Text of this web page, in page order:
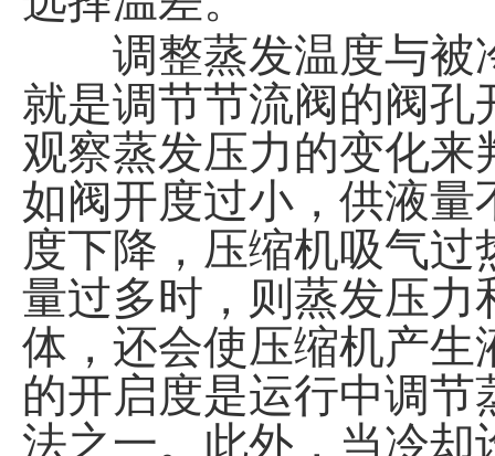
调整蒸发温度与被
就是调节节流阀的阀
观察蒸发压力的变化
如阀开度过小，供液
度下降，压缩机吸气
量过多时，则蒸发压
体，还会使压缩机产
的开启度是运行中调
法之一。此外，当冷